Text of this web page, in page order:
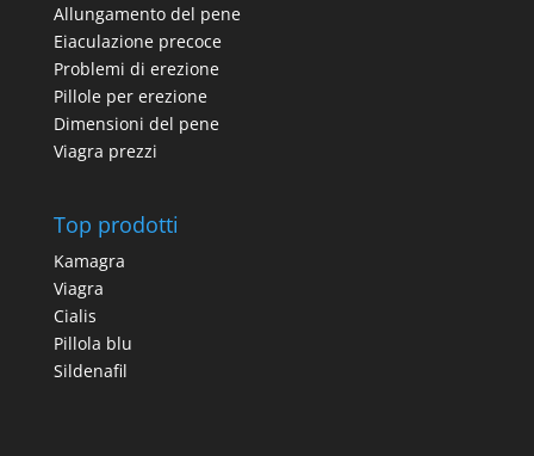
Allungamento del pene
Eiaculazione precoce
Problemi di erezione
Pillole per erezione
Dimensioni del pene
Viagra prezzi
Top prodotti
Kamagra
Viagra
Cialis
Pillola blu
Sildenafil